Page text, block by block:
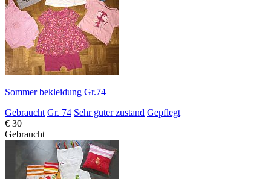
Sommer bekleidung Gr.74
Gebraucht Gr. 74 Sehr guter zustand Gepflegt
€ 30
Gebraucht